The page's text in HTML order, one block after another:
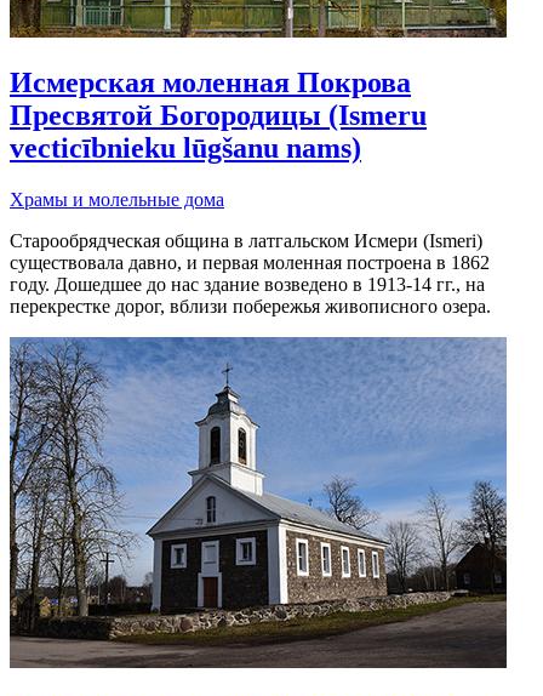
Исмерская моленная Покрова
Пресвятой Богородицы (Ismeru
vecticībnieku lūgšanu nams)
Храмы и молельные дома
Старообрядческая община в латгальском Исмери (Ismeri)
существовала давно, и первая моленная построена в 1862
году. Дошедшее до нас здание возведено в 1913-14 гг., на
перекрестке дорог, вблизи побережья живописного озера.